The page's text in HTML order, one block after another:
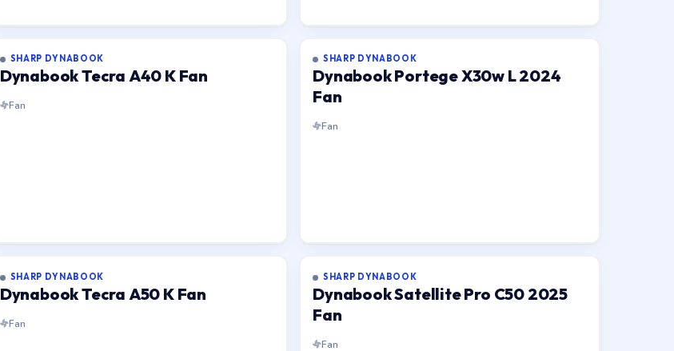
SHARP DYNABOOK
Dynabook Tecra A40 K Fan
Fan
SHARP DYNABOOK
Dynabook Portege X30w L 2024
Fan
Fan
SHARP DYNABOOK
Dynabook Tecra A50 K Fan
Fan
SHARP DYNABOOK
Dynabook Satellite Pro C50 2025
Fan
Fan